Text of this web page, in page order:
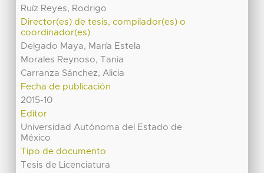
Ruíz Reyes, Rodrigo
Director(es) de tesis, compilador(es) o
coordinador(es)
Delgado Maya, María Estela
Morales Reynoso, Tania
Carranza Sánchez, Alicia
Fecha de publicación
2015-10
Editor
Universidad Autónoma del Estado de
México
Tipo de documento
Tesis de Licenciatura